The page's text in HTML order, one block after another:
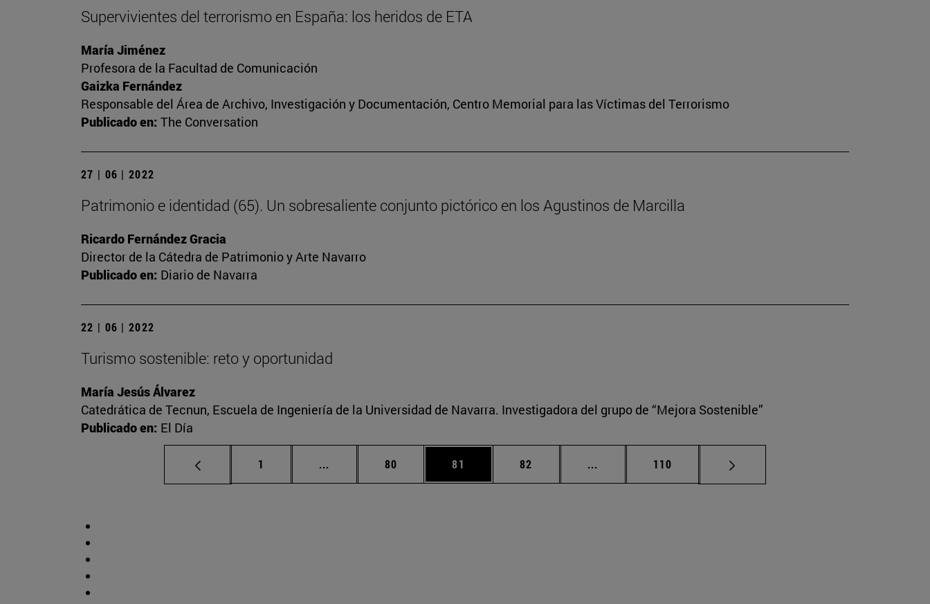
Supervivientes del terrorismo en España: los heridos de ETA
María Jiménez
Profesora de la Facultad de Comunicación
Gaizka Fernández
Responsable del Área de Archivo, Investigación y Documentación, Centro Memorial para las Víctimas del Terrorismo
Publicado en: The Conversation
27 | 06 | 2022
Patrimonio e identidad (65). Un sobresaliente conjunto pictórico en los Agustinos de Marcilla
Ricardo Fernández Gracia
Director de la Cátedra de Patrimonio y Arte Navarro
Publicado en: Diario de Navarra
22 | 06 | 2022
Turismo sostenible: reto y oportunidad
María Jesús Álvarez
Catedrática de Tecnun, Escuela de Ingeniería de la Universidad de Navarra. Investigadora del grupo de “Mejora Sostenible”
Publicado en: El Día
Página
1 ... Páginas intermedias Use TAB para desplazarse.
Página
80 Página
81 Página
82 ... Páginas intermedias Use TAB para desplazarse.
Página
110